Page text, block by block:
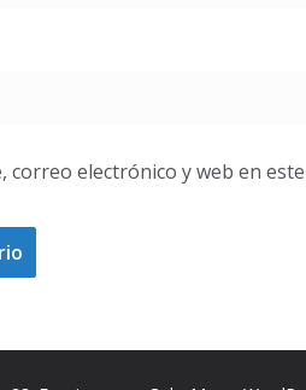
correo electrónico y web en